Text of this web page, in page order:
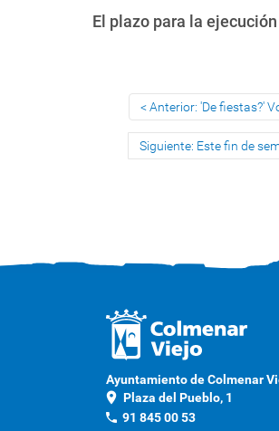
El plazo para la
Anterior: 'De fiestas?'
Siguiente: Este fin de
Ayuntamiento de Colmenar
location_on Plaza del Pueblo, 1
phone 91 845 00 53